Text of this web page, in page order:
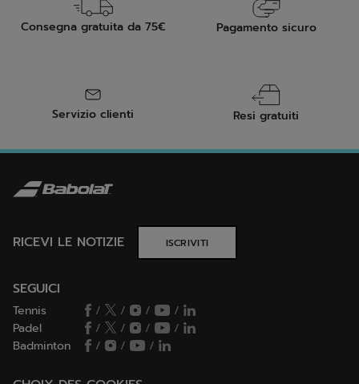
Consegna gratuita da 75€ Pagamento sicuro
Servizio clienti Resi gratuiti
RICEVI LE NOTIZIE ISCRIVITI
SEGUICI
Tennis / / /
/
Padel
/ / /
/
Badminton
/ / /